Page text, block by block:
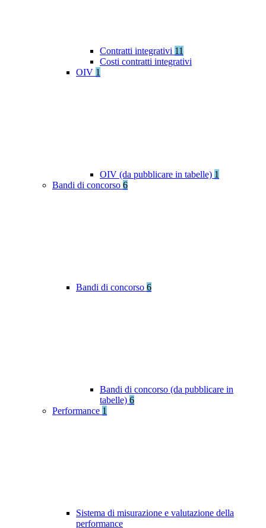
Contratti integrativi 11
Costi contratti integrativi
OIV 1
OIV (da pubblicare in tabelle) 1
Bandi di concorso 6
Bandi di concorso 6
Bandi di concorso (da pubblicare in
tabelle) 6
Performance 1
Sistema di misurazione e valutazione della
performance